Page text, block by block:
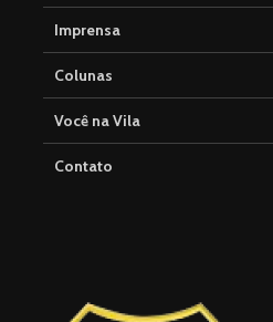
Imprensa
Colunas
Você na Vila
Contato